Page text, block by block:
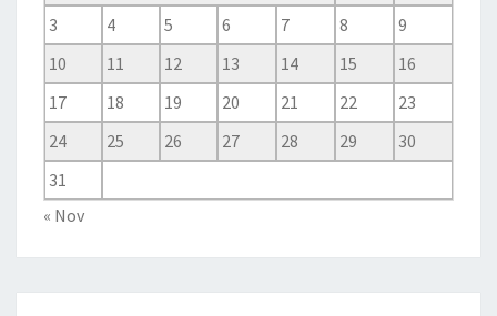
3
4 5 6 7 8
9
10
11 12 13 14 15
16
17
18 19 20 21 22
23
24
25 26 27 28 29
30
31
« Nov